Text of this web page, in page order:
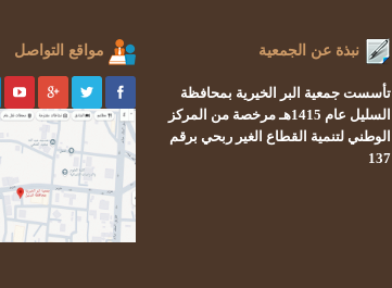
نبذة عن الجمعية
تأسستجمعية البر الخيرية بمحافظة
السليل عام 1415هـ
مرخصة من المركز
الوطني لتنمية القطاع الغير ربحي برقم
137
مواقع التواصل